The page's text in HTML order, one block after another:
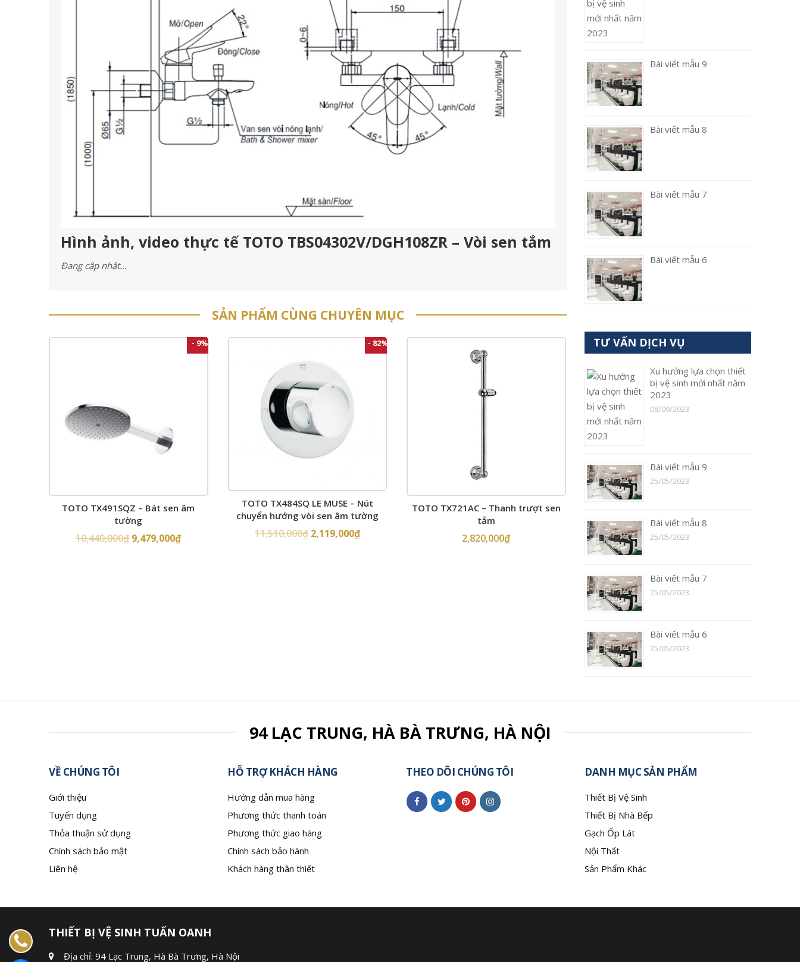
Hình ảnh, video thực tế TOTO TBS04302V/DGH108ZR – Vòi sen tắm
Đang cập nhật…
SẢN PHẨM CÙNG CHUYÊN MỤC
- 9%
TOTO TX491SQZ – Bát sen âm
tường
10,440,000₫ 9,479,000₫
- 82%
TOTO TX484SQ LE MUSE – Nút
chuyển hướng vòi sen âm tường
11,510,000₫ 2,119,000₫
TOTO TX721AC – Thanh trượt sen
tắm
2,820,000₫
Bài viết mẫu 9
Bài viết mẫu 8
Bài viết mẫu 7
Bài viết mẫu 6
TƯ VẤN DỊCH VỤ
Xu hướng lựa chọn thiết
bị vệ sinh mới nhất năm
2023
08/09/2023
Bài viết mẫu 9
25/05/2023
Bài viết mẫu 8
25/05/2023
Bài viết mẫu 7
25/05/2023
Bài viết mẫu 6
25/05/2023
94 LẠC TRUNG, HÀ BÀ TRƯNG, HÀ NỘI
VỀ CHÚNG TÔI
Giới thiệu
Tuyển dụng
Thỏa thuận sử dụng
Chính sách bảo mật
Liên hệ
HỖ TRỢ KHÁCH HÀNG
Hướng dẫn mua hàng
Phương thức thanh toán
Phương thức giao hàng
Chính sách bảo hành
Khách hàng thân thiết
THEO DÕI CHÚNG TÔI DANH MỤC SẢN PHẨM
Thiết Bị Vệ Sinh
Thiết Bị Nhà Bếp
Gạch Ốp Lát
Nội Thất
Sản Phẩm Khác
THIẾT BỊ VỆ SINH TUẤN OANH
Địa chỉ: 94 Lạc Trung, Hà Bà Trưng, Hà Nội